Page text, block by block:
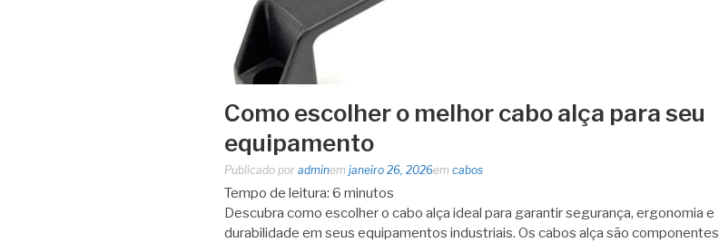
Como escolher o melhor cabo alça para seu
equipamento
Publicado por adminem janeiro 26, 2026em cabos
Tempo de leitura: 6 minutos
Descubra como escolher o cabo alça ideal para garantir segurança, ergonomia e
durabilidade em seus equipamentos industriais. Os cabos alça são componentes